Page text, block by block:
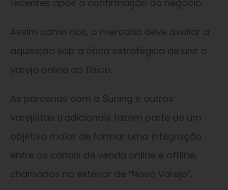
recentes após a confirmação do negócio.
Assim como nós, o mercado deve avaliar a
aquisição sob a ótica estratégica de unir o
varejo online ao físico.
As parcerias com a Suning e outros
varejistas tradicionais fazem parte de um
objetivo maior de formar uma integração
entre os canais de venda online e offline,
chamados no exterior de “Novo Varejo”.